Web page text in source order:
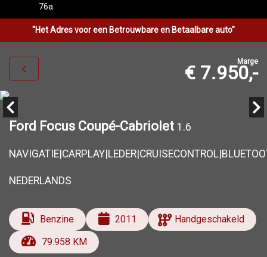
76a
"Het Adres voor een Betrouwbare en Betaalbare auto"
Marge
€ 7.950,-
Ford Focus Coupé-Cabriolet 1.6
NEDERLANDS
Benzine 2011
Handgeschakeld
79.958 KM